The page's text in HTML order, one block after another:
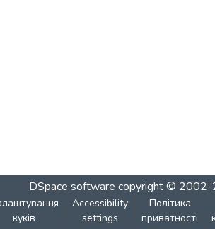
DSpace software copyright ©
куків
Accessibility
settings
Політика
приватності